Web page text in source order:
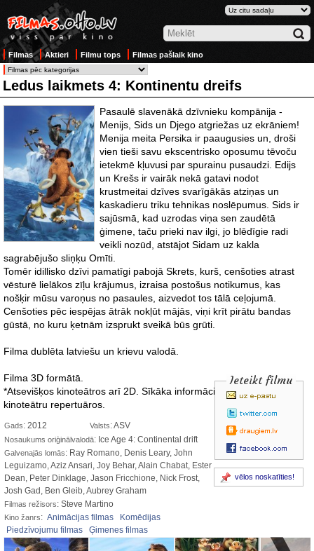
Filmas Aktieri Filmu tops Filmas pašlaik kino
Ledus laikmets 4: Kontinentu dreifs
Pasaulē slavenākā dzīvnieku kompānija -
Menijs, Sids un Djego atgriežas uz ekrāniem!
Menija meita Persika ir paaugusies un, droši
vien tieši savu ekscentrisko oposumu tēvoču
ietekmē kļuvusi par spurainu pusaudzi. Edijs
un Krešs ir vairāk nekā gatavi nodot
krustmeitai dzīves svarīgākās atziņas un
kaskadieru triku tehnikas noslēpumus. Sids ir
sajūsmā, kad uzrodas viņa sen zaudētā
ģimene, taču prieki nav ilgi, jo blēdīgie radi
veikli nozūd, atstājot Sidam uz kakla
sagrabējušo sliņķu Omīti.
Tomēr idillisko dzīvi pamatīgi pabojā Skrets, kurš, cenšoties atrast
vēsturē lielākos zīļu krājumus, izraisa postošus notikumus, kas
nošķir mūsu varoņus no pasaules, aizvedot tos tālā ceļojumā.
Cenšoties pēc iespējas ātrāk nokļūt mājās, viņi krīt pirātu bandas
gūstā, no kuru ķetnām izsprukt sveikā būs grūti.
Filma dublēta latviešu un krievu valodā.
Filma 3D formātā.
*Atsevišķos kinoteātros arī 2D. Sīkāka informācija par formātiem -
kinoteātru repertuāros.
Ieteikt filmu
vēlos noskatīties!
Gads: 2012 Valsts: ASV
Nosaukums oriģinālvalodā: Ice Age 4: Continental drift
Galvenajās lomās: Ray Romano, Denis Leary, John
Leguizamo, Aziz Ansari, Joy Behar, Alain Chabat, Ester
Dean, Peter Dinklage, Jason Fricchione, Nick Frost,
Josh Gad, Ben Gleib, Aubrey Graham
Filmas režisors: Steve Martino
Kino žanrs: Animācijas filmas
Komēdijas
Piedzīvojumu filmas
Ģimenes filmas